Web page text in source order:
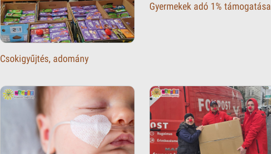
Csokigyűjtés, adomány
Gyermekek adó 1% támogatása